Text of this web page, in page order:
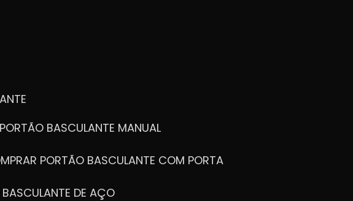
PORTÃO BASCULANTE MANUAL
PORTÃO BASCULANTE COM PORTA
BASCULANTE DE AÇO